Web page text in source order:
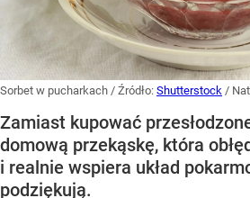
Sorbet w pucharkach / Źródło: Shutterstock /
Zamiast kupować
domową przekąskę, która
i realnie wspiera układ
podziękują.